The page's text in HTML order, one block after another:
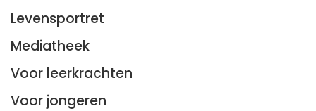
Levensportret
Mediatheek
Voor leerkrachten
Voor jongeren